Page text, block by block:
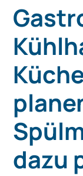
dazu